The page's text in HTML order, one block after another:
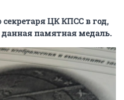
ЦК КПСС в год,
памятная медаль.